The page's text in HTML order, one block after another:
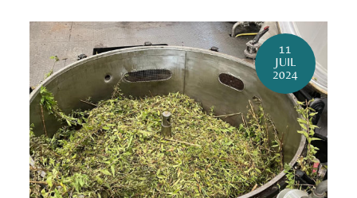
11
JUIL
2024